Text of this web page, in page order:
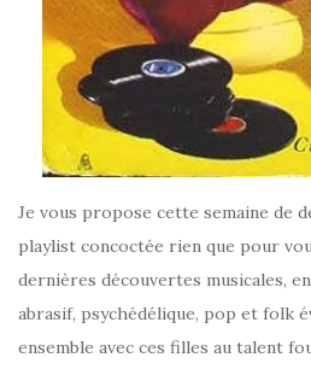
Je vous propose cette semaine de
playlist concoctée rien que pour
dernières découvertes musicales,
abrasif, psychédélique, pop et folk
ensemble avec ces filles au talent